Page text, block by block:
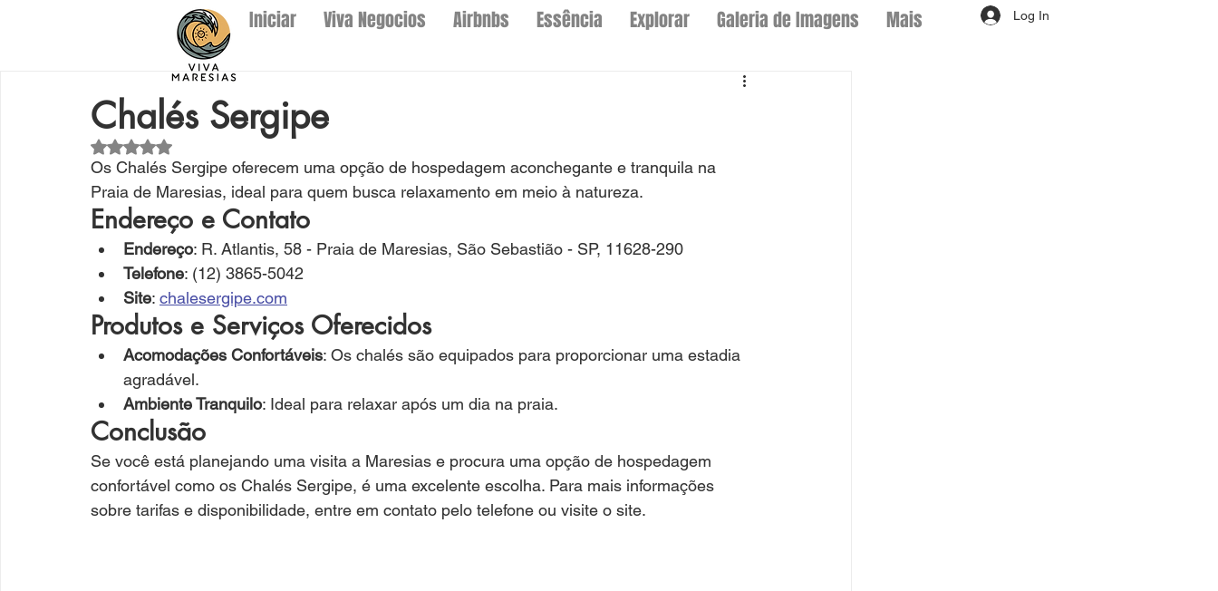
Iniciar Viva Negocios Airbnbs Essência Explorar Galeria de Imagens Mais Log In
Chalés Sergipe
Avaliado com NaN de 5 estrelas.
Os Chalés Sergipe oferecem uma opção de hospedagem aconchegante e tranquila na
Praia de Maresias, ideal para quem busca relaxamento em meio à natureza.
Endereço e Contato
Endereço: R. Atlantis, 58 - Praia de Maresias, São Sebastião - SP, 11628-290
Telefone: (12) 3865-5042
Site: chalesergipe.com
Produtos e Serviços Oferecidos
Acomodações Confortáveis: Os chalés são equipados para proporcionar uma estadia
agradável.
Ambiente Tranquilo: Ideal para relaxar após um dia na praia.
Conclusão
Se você está planejando uma visita a Maresias e procura uma opção de hospedagem
confortável como os Chalés Sergipe, é uma excelente escolha. Para mais informações
sobre tarifas e disponibilidade, entre em contato pelo telefone ou visite o site.